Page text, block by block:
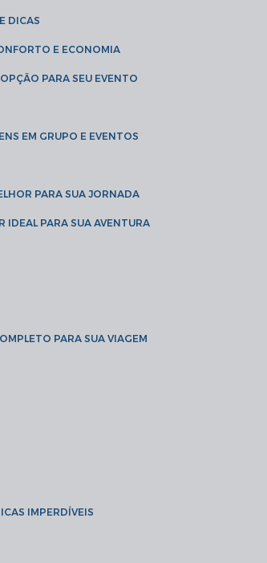
DICAS
E ECONOMIA
PARA SEU EVENTO
EM GRUPO E EVENTOS
PARA SUA JORNADA
IDEAL PARA SUA AVENTURA
PARA SUA VIAGEM
IMPERDÍVEIS